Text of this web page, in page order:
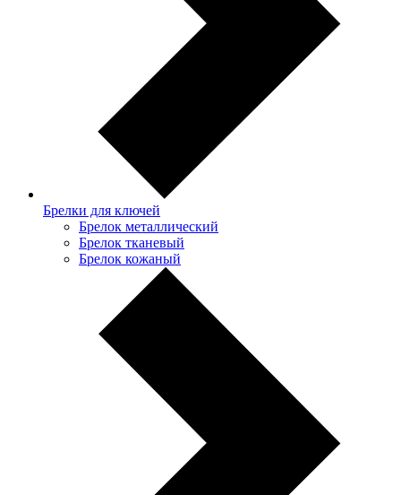
Брелки для ключей
Брелок металлический
Брелок тканевый
Брелок кожаный